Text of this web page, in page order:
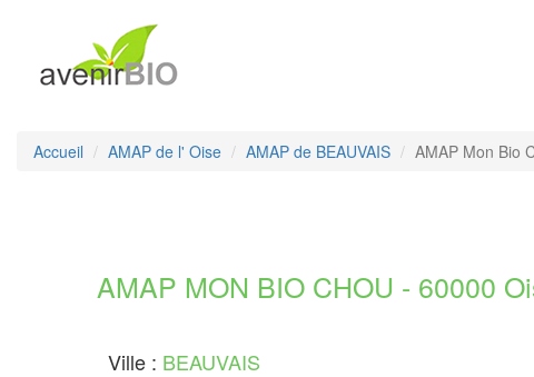
Accueil AMAP de l' Oise AMAP de BEAUVAIS AMAP Mon Bio
AMAP MON BIO CHOU - 60000
Ville : BEAUVAIS